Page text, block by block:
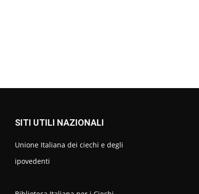
SITI UTILI NAZIONALI
Unione Italiana dei ciechi e degli
ipovedenti